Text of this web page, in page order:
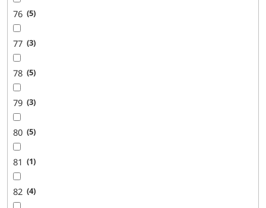
76 5
77 3
78 5
79 3
80 5
81 1
82 4